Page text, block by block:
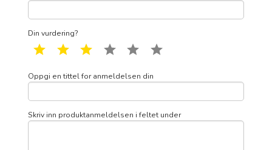
Din vurdering?
1 star 2 star 3 star 4 star 5 star
Oppgi en tittel for anmeldelsen din
Skriv inn produktanmeldelsen i feltet under